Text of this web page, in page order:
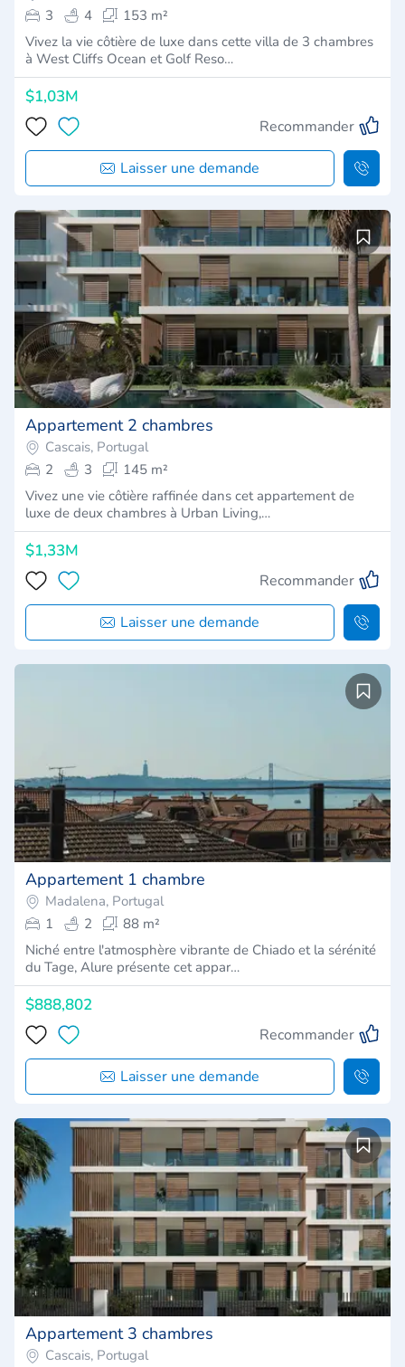
3
4
153 m²
Vivez la vie côtière de luxe dans cette villa de 3 chambres
à West Cliffs Ocean et Golf Reso…
$1,03M
Recommander
Laisser une demande
Appartement 2 chambres
Cascais, Portugal
2
3
145 m²
Vivez une vie côtière raffinée dans cet appartement de
luxe de deux chambres à Urban Living,…
$1,33M
Recommander
Laisser une demande
Appartement 1 chambre
Madalena, Portugal
1
2
88 m²
Niché entre l'atmosphère vibrante de Chiado et la sérénité
du Tage, Alure présente cet appar…
$888,802
Recommander
Laisser une demande
Appartement 3 chambres
Cascais, Portugal